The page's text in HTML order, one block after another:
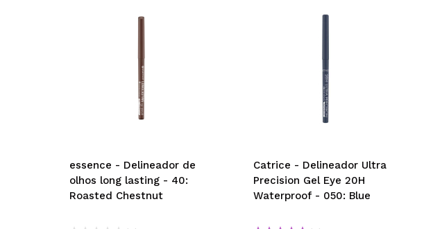
essence - Delineador de
olhos long lasting - 40:
Roasted Chestnut
Catrice - Delineador Ultra
Precision Gel Eye 20H
Waterproof - 050: Blue